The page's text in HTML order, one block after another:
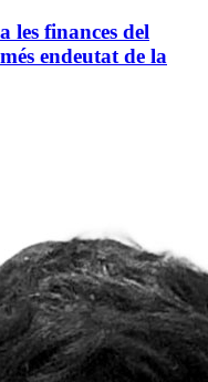
les finances del
endeutat de la